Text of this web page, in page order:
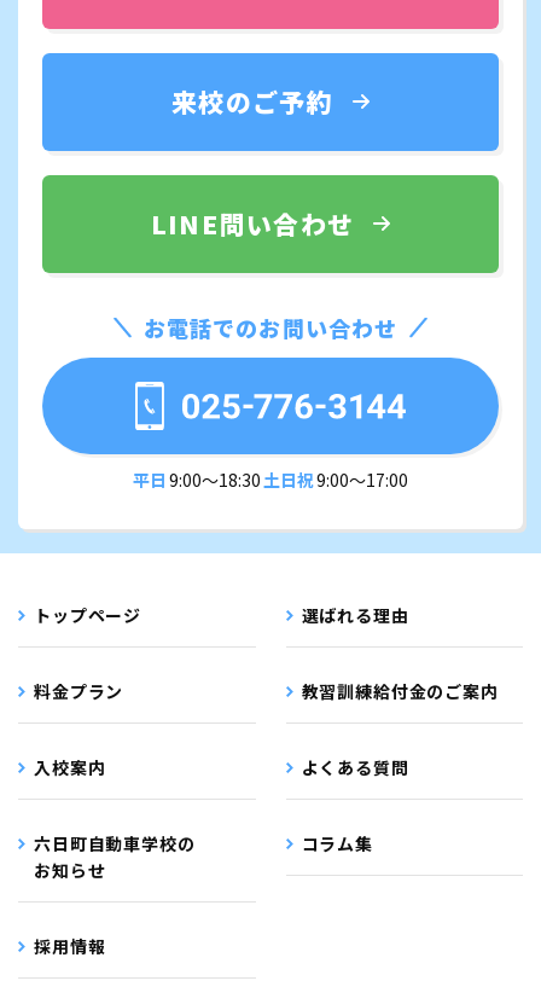
来校のご予約
LINE問い合わせ
お電話でのお問い合わせ
平日 9:00〜18:30土日祝9:00〜17:00
トップページ 選ばれる理由
料金プラン 教習訓練給付金のご案内
入校案内 よくある質問
六日町自動車学校の
お知らせ
コラム集
採用情報